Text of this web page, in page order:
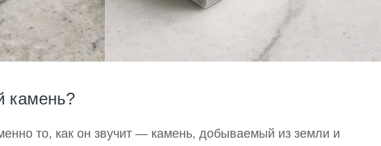
камень?
то, как он звучит — камень, добываемый из земли и